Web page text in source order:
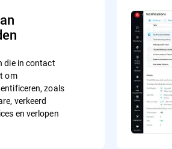
die in contact
om
zoals
verkeerd
en verlopen